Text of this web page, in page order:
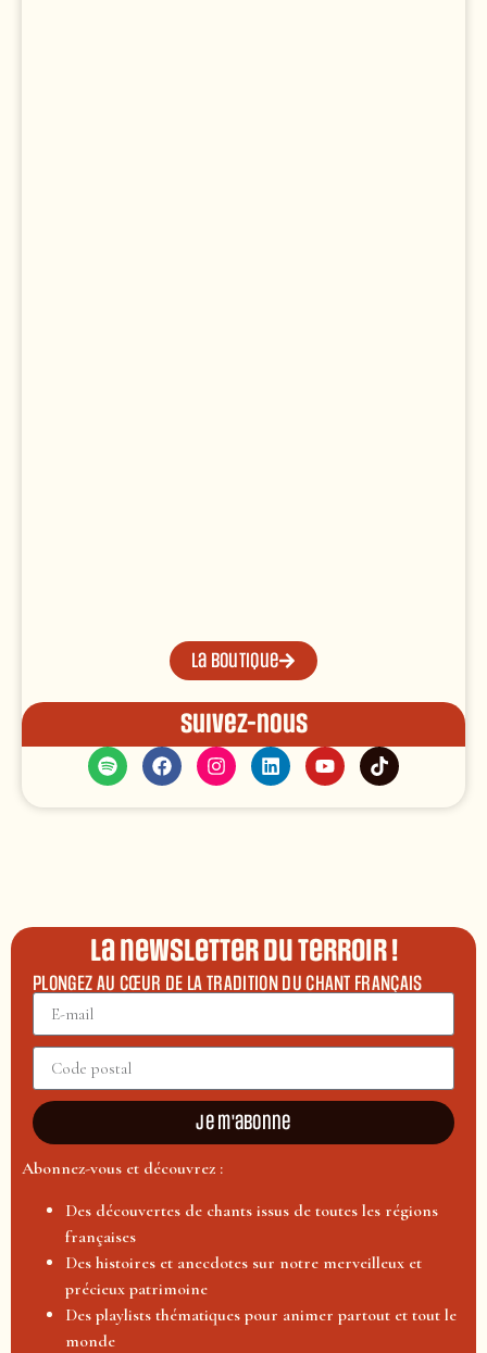
La boutique
Suivez-nous
La newsletter du terroir !
PLONGEZ AU CŒUR DE LA TRADITION DU CHANT FRANÇAIS
Je m'abonne
Abonnez-vous et découvrez :
Des découvertes de chants issus de toutes les régions
françaises
Des histoires et anecdotes sur notre merveilleux et
précieux patrimoine
Des playlists thématiques pour animer partout et tout le
monde